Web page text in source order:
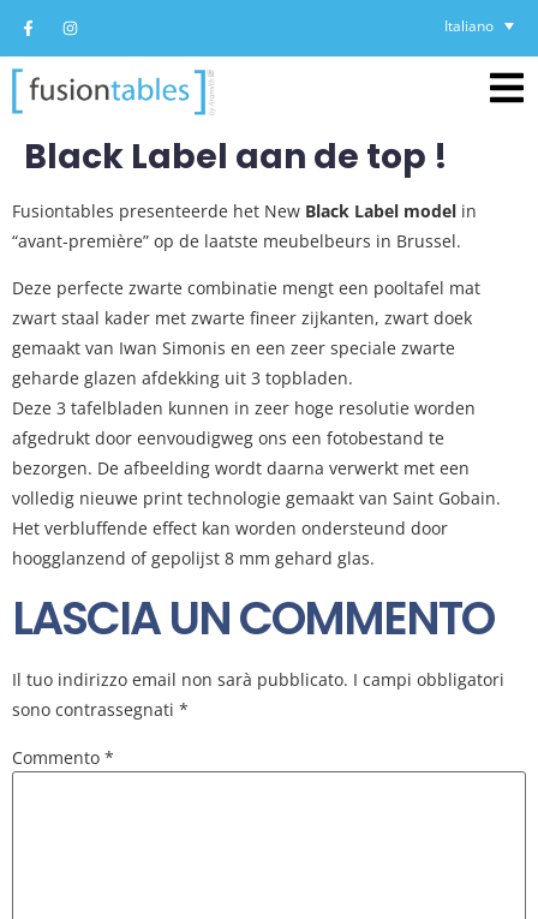
Italiano
Black Label aan de top !
Fusiontables presenteerde het New Black Label model in
“avant-première” op de laatste meubelbeurs in Brussel.
Deze perfecte zwarte combinatie mengt een pooltafel mat
zwart staal kader met zwarte fineer zijkanten, zwart doek
gemaakt van Iwan Simonis en een zeer speciale zwarte
geharde glazen afdekking uit 3 topbladen.
Deze 3 tafelbladen kunnen in zeer hoge resolutie worden
afgedrukt door eenvoudigweg ons een fotobestand te
bezorgen. De afbeelding wordt daarna verwerkt met een
volledig nieuwe print technologie gemaakt van Saint Gobain.
Het verbluffende effect kan worden ondersteund door
hoogglanzend of gepolijst 8 mm gehard glas.
LASCIA UN COMMENTO
Il tuo indirizzo email non sarà pubblicato. I campi obbligatori
sono contrassegnati *
Commento *